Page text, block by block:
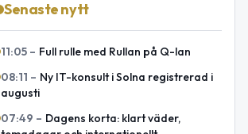
Senaste nytt
11:05 – Full rulle med Rullan på Q-lan
08:11 – Ny IT-konsult i Solna registrerad i
augusti
07:49 – Dagens korta: klart väder,